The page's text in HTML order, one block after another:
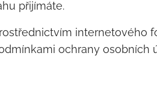
přijímáte.
internetového
ochrany osobních